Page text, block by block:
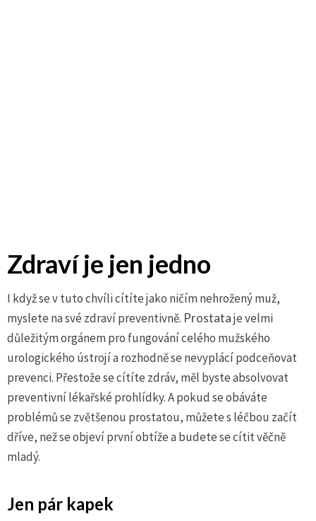
Skip
to
content
Zdraví je jen jedno
I když se v tuto chvíli cítíte jako ničím nehrožený muž,
myslete na své zdraví preventivně. Prostataje velmi
důležitým orgánem pro fungování celého mužského
urologického ústrojí a rozhodně se nevyplácí podceňovat
prevenci. Přestože se cítíte zdráv, měl byste absolvovat
preventivní lékařské prohlídky. A pokud se obáváte
problémů se zvětšenou prostatou, můžete s léčbou začít
dříve, než se objeví první obtíže a budete se cítit věčně
mladý.
Jen pár kapek